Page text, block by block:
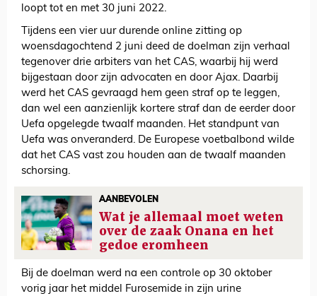
loopt tot en met 30 juni 2022.
Tijdens een vier uur durende online zitting op
woensdagochtend 2 juni deed de doelman zijn verhaal
tegenover drie arbiters van het CAS, waarbij hij werd
bijgestaan door zijn advocaten en door Ajax. Daarbij
werd het CAS gevraagd hem geen straf op te leggen,
dan wel een aanzienlijk kortere straf dan de eerder door
Uefa opgelegde twaalf maanden. Het standpunt van
Uefa was onveranderd. De Europese voetbalbond wilde
dat het CAS vast zou houden aan de twaalf maanden
schorsing.
AANBEVOLEN
Wat je allemaal moet weten
over de zaak Onana en het
gedoe eromheen
Bij de doelman werd na een controle op 30 oktober
vorig jaar het middel Furosemide in zijn urine